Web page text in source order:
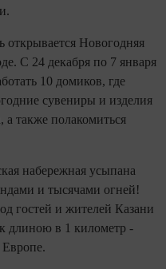
открывается Новогодняя
С 24 декабря по 7 января
10 домиков, где
сувениры и изделия
также полакомиться
набережная усыпана
и тысячами огней!
гостей и жителей Казани
длиною в 1 километр -